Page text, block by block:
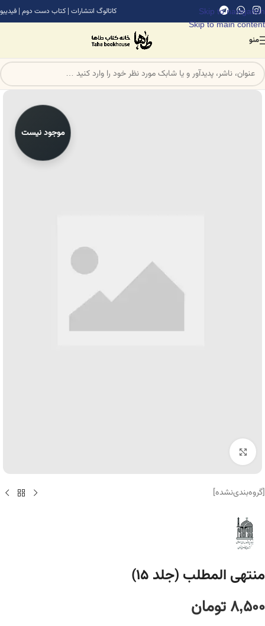
Skip to navigation
Skip to main content
کاتالوگ انتشارات | کتاب دست دوم | فیدیبو
منو
موجود نیست
برای بزرگنمایی کلیک کنید
[گروه‌بندی‌نشده]
منتهی المطلب (جلد ۱۵)
8,500تومان